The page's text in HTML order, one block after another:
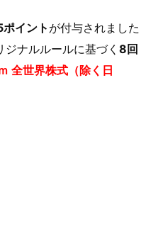
イント が付与されました
ナルルールに基づく 8回
全世界株式（除く日